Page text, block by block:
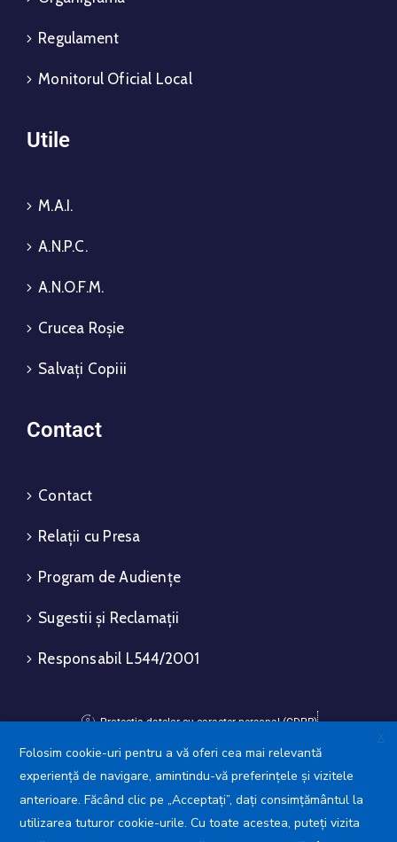
Regulament
Monitorul Oficial Local
Utile
M.A.I.
A.N.P.C.
A.N.O.F.M.
Crucea Roșie
Salvați Copiii
Contact
Contact
Relații cu Presa
Program de Audiențe
Sugestii și Reclamații
Responsabil L544/2001
Protecția datelor cu caracter personal (GDPR)
Politica de utilizare a Cookie-urilor
Avansis Mobile
X
Folosim cookie-uri pentru a vă oferi cea mai relevantă
experiență de navigare, amintindu-vă preferințele și vizitele
anterioare. Făcând clic pe „Acceptați”, dați consimțământul la
utilizarea tuturor cookie-urile. Cu toate acestea, puteți vizita